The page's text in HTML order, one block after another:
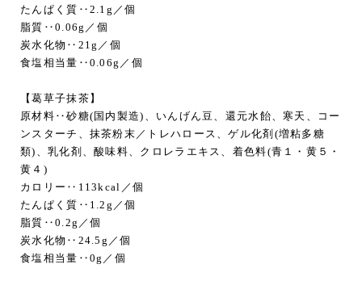
たんぱく質‥2.1g／個
脂質‥0.06g／個
炭水化物‥21g／個
食塩相当量‥0.06g／個
【葛草子抹茶】
原材料‥砂糖(国内製造)、いんげん豆、還元水飴、寒天、コー
ンスターチ、抹茶粉末／トレハロース、ゲル化剤(増粘多糖
類)、乳化剤、酸味料、クロレラエキス、着色料(青１・黄５・
黄４)
カロリー‥113kcal／個
たんぱく質‥1.2g／個
脂質‥0.2g／個
炭水化物‥24.5g／個
食塩相当量‥0g／個